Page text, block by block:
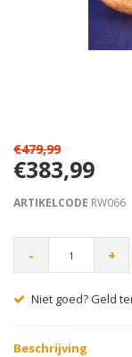
€479,99
€383,99
ARTIKELCODE RW066
- +
Niet goed? Geld
Beschrijving